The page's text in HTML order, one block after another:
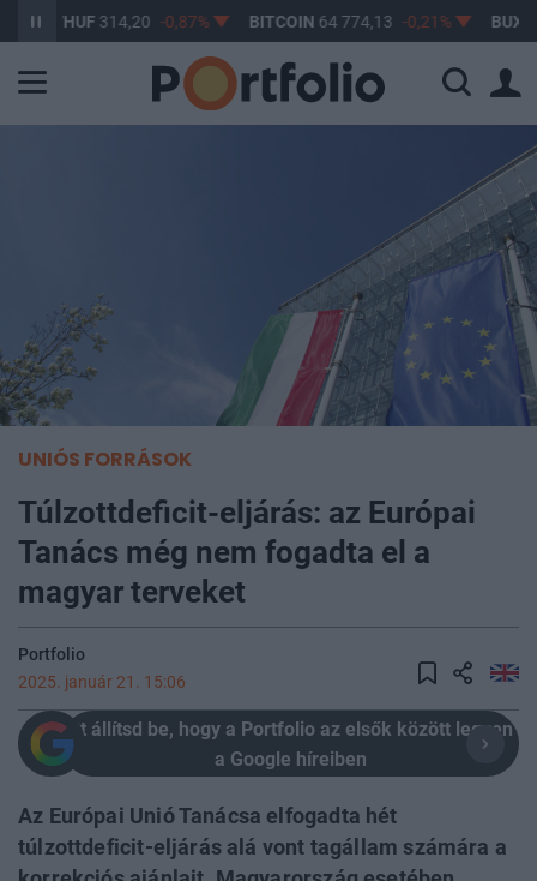
HUF 314,20 -0,87% BITCOIN64 774,13 -0,21% BUX 148
UNIÓS FORRÁSOK
Túlzottdeficit-eljárás: az Európai
Tanács még nem fogadta el a
magyar terveket
Portfolio
2025. január 21. 15:06
Itt állítsd be, hogy a Portfolio az elsők között legyen
a Google híreiben
Az Európai Unió Tanácsa elfogadta hét
túlzottdeficit-eljárás alá vont tagállam számára a